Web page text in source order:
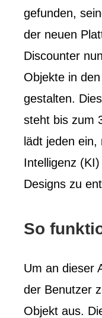
gefunden,
der neuen
Discounter
Objekte in
gestalten.
steht bis zum
lädt jeden
Intelligenz
Designs zu
So
Um an dieser
der Benutzer
Objekt aus.